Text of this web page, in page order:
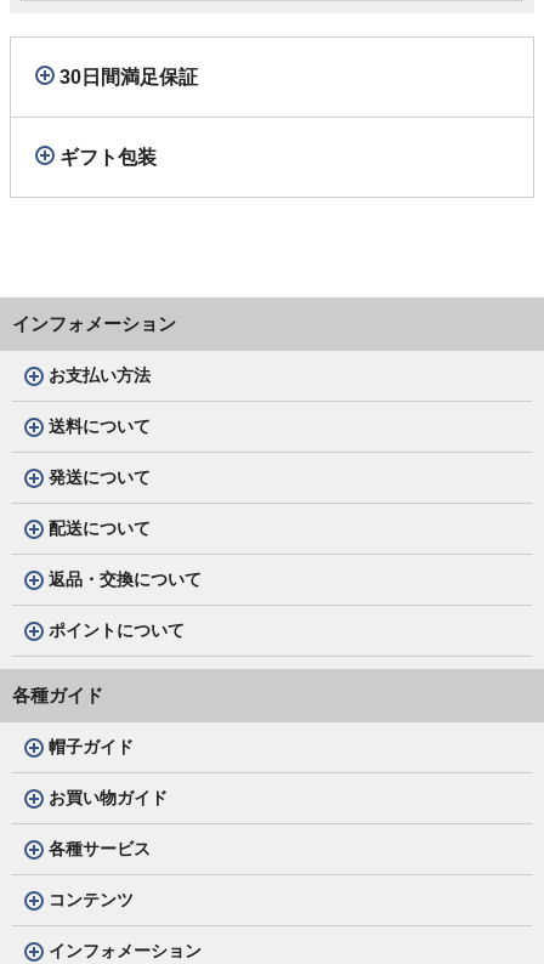
30日間満足保証
ギフト包装
インフォメーション
お支払い方法
送料について
発送について
配送について
返品・交換について
ポイントについて
各種ガイド
帽子ガイド
お買い物ガイド
各種サービス
コンテンツ
インフォメーション